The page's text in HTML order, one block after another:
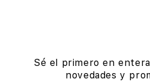
Sé el primero en
novedades y